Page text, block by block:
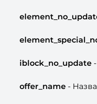
iblock_no_update
offer_name -